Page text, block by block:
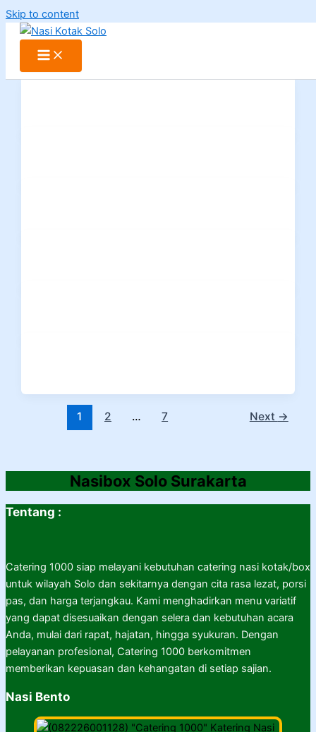
Skip to content
1 2 … 7 Next →
Nasibox Solo Surakarta
Tentang :
Catering 1000 siap melayani kebutuhan catering nasi kotak/box
untuk wilayah Solo dan sekitarnya dengan cita rasa lezat, porsi
pas, dan harga terjangkau. Kami menghadirkan menu variatif
yang dapat disesuaikan dengan selera dan kebutuhan acara
Anda, mulai dari rapat, hajatan, hingga syukuran. Dengan
pelayanan profesional, Catering 1000 berkomitmen
memberikan kepuasan dan kehangatan di setiap sajian.
Nasi Bento